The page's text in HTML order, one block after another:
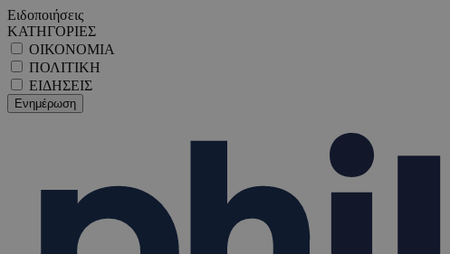
Ειδοποιήσεις
ΚΑΤΗΓΟΡΙΕΣ
ΟΙΚΟΝΟΜΙΑ
ΠΟΛΙΤΙΚΗ
ΕΙΔΗΣΕΙΣ